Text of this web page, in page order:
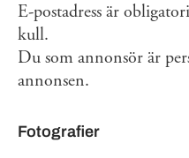
E-postadress är
kull.
Du som annonsör är
annonsen.
Fotografier